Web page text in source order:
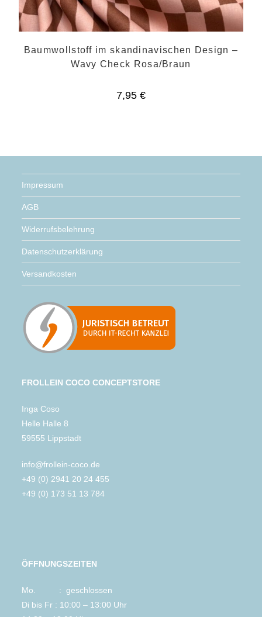
Baumwollstoff im skandinavischen Design –
Wavy Check Rosa/Braun
7,95 €
Impressum
AGB
Widerrufsbelehrung
Datenschutzerklärung
Versandkosten
FROLLEIN COCO CONCEPTSTORE
Inga Coso
Helle Halle 8
59555 Lippstadt
info@frollein-coco.de
+49 (0) 2941 20 24 455
+49 (0) 173 51 13 784
ÖFFNUNGSZEITEN
Mo. : geschlossen
Di bis Fr : 10:00 – 13:00 Uhr